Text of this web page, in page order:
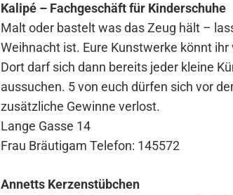
Kalipé – Fachgeschäft für Kinderschuhe
Malt oder bastelt was das Zeug hält –
Weihnacht ist. Eure Kunstwerke könnt
Dort darf sich dann bereits jeder kleine
aussuchen. 5 von euch dürfen sich vor
zusätzliche Gewinne verlost.
Lange Gasse 14
Frau Bräutigam Telefon: 145572
Annetts Kerzenstübchen